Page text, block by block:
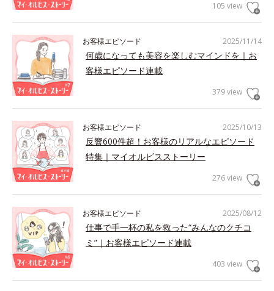
105 view
2025/11/14
お客様エピソード
何歳になっても美容を楽しむマインドを｜お
客様エピソード連載
379 view
2025/10/13
お客様エピソード
反響600件超！お客様のリアルなエピソード
特集｜マイオルビスストーリー
276 view
2025/08/12
お客様エピソード
仕事で手一杯の私を救った“みんなのクチコ
ミ”｜お客様エピソード連載
403 view